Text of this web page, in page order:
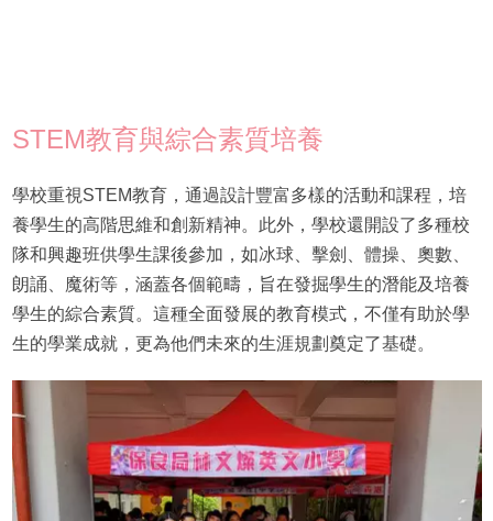
STEM教育與綜合素質培養
學校重視STEM教育，通過設計豐富多樣的活動和課程，培
養學生的高階思維和創新精神。此外，學校還開設了多種校
隊和興趣班供學生課後參加，如冰球、擊劍、體操、奧數、
朗誦、魔術等，涵蓋各個範疇，旨在發掘學生的潛能及培養
學生的綜合素質。這種全面發展的教育模式，不僅有助於學
生的學業成就，更為他們未來的生涯規劃奠定了基礎。